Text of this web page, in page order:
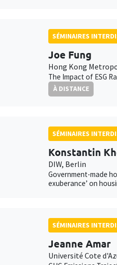
SÉMINAIRES
Joe Fung
Hong Kong
The Impact of ESG
À DISTANCE
SÉMINAIRES
Konstantin
DIW, Berlin
Government-made
exuberance’ on
SÉMINAIRES
Jeanne Amar
Université Cote